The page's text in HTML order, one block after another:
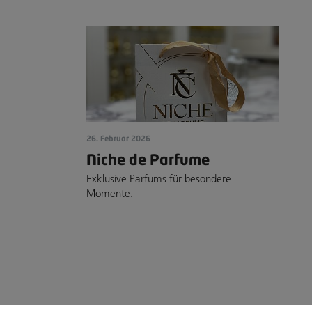
26. Februar 2026
Niche de Parfume
Exklusive Parfums für besondere
Momente.